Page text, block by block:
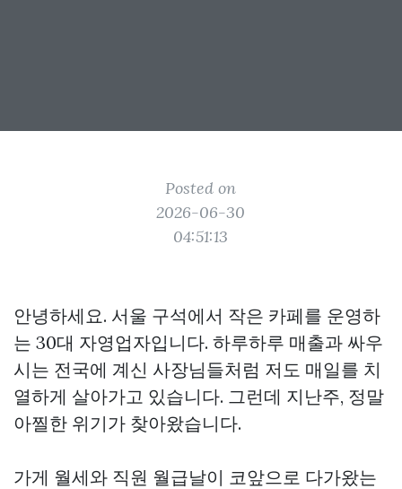
Posted on
2026-06-30
04:51:13
안녕하세요. 서울 구석에서 작은 카페를 운영하
는 30대 자영업자입니다. 하루하루 매출과 싸우
시는 전국에 계신 사장님들처럼 저도 매일를 치
열하게 살아가고 있습니다. 그런데 지난주, 정말
아찔한 위기가 찾아왔습니다.
가게 월세와 직원 월급날이 코앞으로 다가왔는